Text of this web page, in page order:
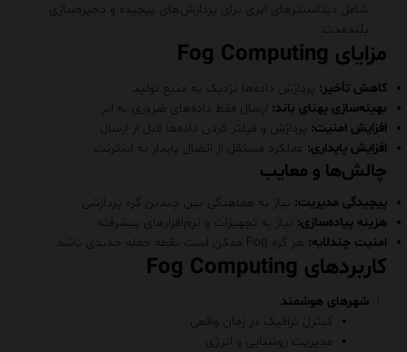
شامل دیتاسنترهای ابری برای پردازش‌های پیچیده و ذخیره‌سازی
بلندمدت.
مزایای Fog Computing
کاهش تأخیر: پردازش داده‌ها نزدیک به منبع تولید
بهینه‌سازی پهنای باند: ارسال فقط داده‌های ضروری به ابر
افزایش امنیت: پردازش و فیلتر کردن داده‌ها قبل از ارسال
افزایش پایداری: عملکرد مستقل از اتصال پایدار به اینترنت
چالش‌ها و معایب
پیچیدگی مدیریت: نیاز به هماهنگی بین چندین گره پردازشی
هزینه پیاده‌سازی: نیاز به تجهیزات و نرم‌افزارهای پیشرفته
امنیت چندلایه: هر گره Fog ممکن است نقطه حمله جدیدی باشد
کاربردهای Fog Computing
شهرهای هوشمند
کنترل ترافیک در زمان واقعی
مدیریت روشنایی و انرژی